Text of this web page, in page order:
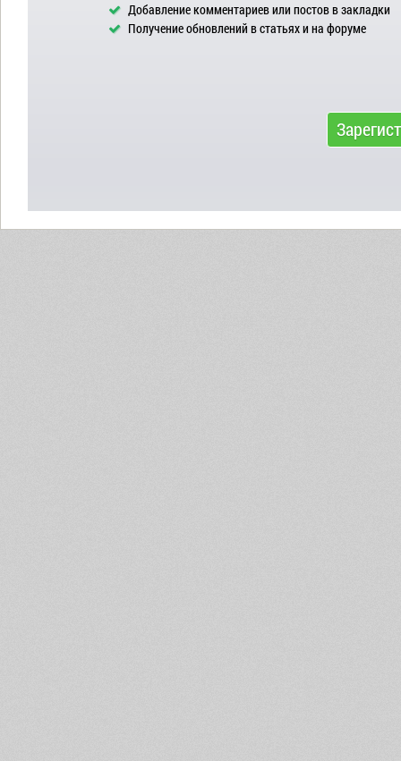
Добавление комментариев или постов в закладки
Получение обновлений в статьях и на форуме